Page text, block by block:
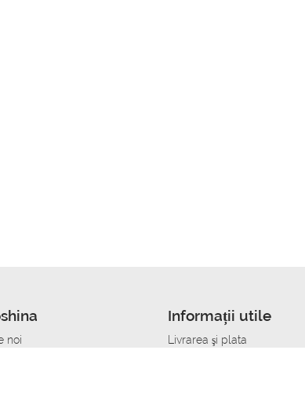
noi
Informații utile
Livrarea şi plata